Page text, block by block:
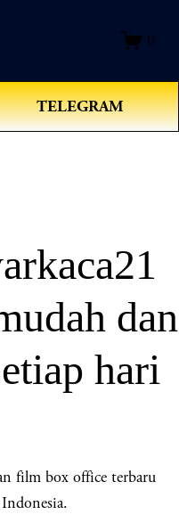
0
TELEGRAM
dan
hari
film box office terbaru